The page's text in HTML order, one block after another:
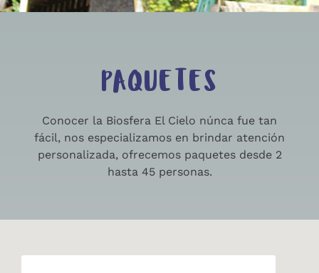
PAQUETES
Conocer la Biosfera El Cielo núnca fue tan
fácil, nos especializamos en brindar atención
personalizada, ofrecemos paquetes desde 2
hasta 45 personas.